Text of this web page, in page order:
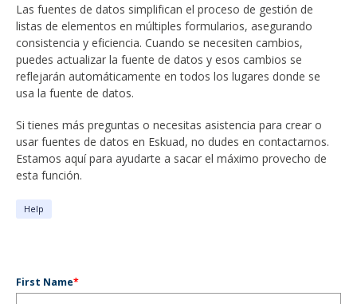
Las fuentes de datos simplifican el proceso de gestión de
listas de elementos en múltiples formularios, asegurando
consistencia y eficiencia. Cuando se necesiten cambios,
puedes actualizar la fuente de datos y esos cambios se
reflejarán automáticamente en todos los lugares donde se
usa la fuente de datos.
Si tienes más preguntas o necesitas asistencia para crear o
usar fuentes de datos en Eskuad, no dudes en contactarnos.
Estamos aquí para ayudarte a sacar el máximo provecho de
esta función.
Help
First Name*